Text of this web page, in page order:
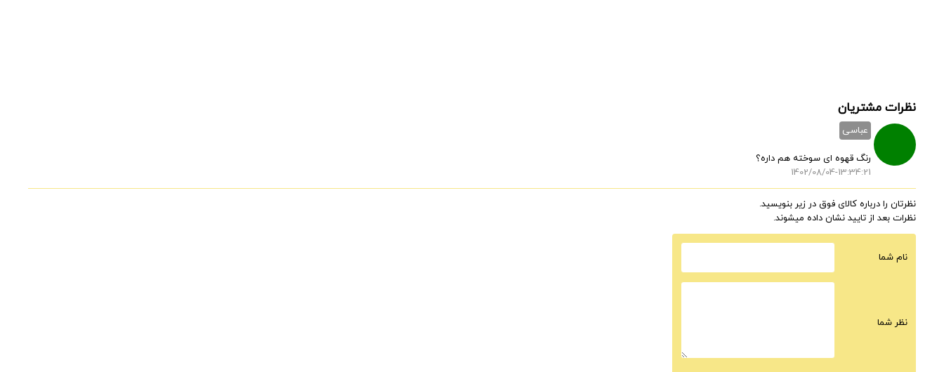
نظرات مشتریان
عباسی
رنگ قهوه ای سوخته هم داره؟
1402/08/04-13:34:21
نظرتان را درباره کالای فوق در زیر بنویسید.
نظرات بعد از تایید نشان داده میشوند.
نام شما
نظر شما